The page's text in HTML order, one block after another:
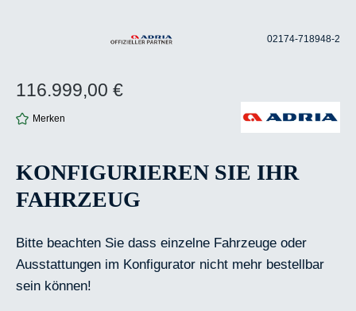
02174-718948-2
Regulärer Preis:
116.999,00 €
Merken
KONFIGURIEREN SIE IHR
FAHRZEUG
Bitte beachten Sie dass einzelne Fahrzeuge oder
Ausstattungen im Konfigurator nicht mehr bestellbar
sein können!